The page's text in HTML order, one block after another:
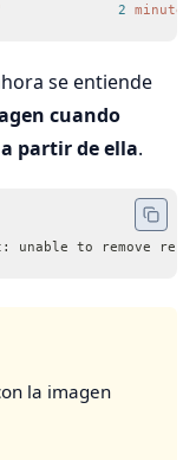
              2
minutes
se entiende
cuando
partir de ella.
unable to remove
la imagen